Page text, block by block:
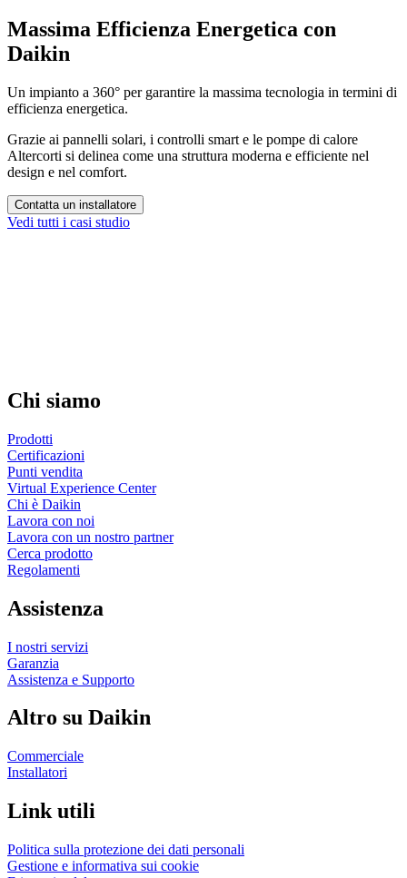
Massima Efficienza Energetica con
Daikin
Un impianto a 360° per garantire la massima tecnologia in termini di
efficienza energetica.
Grazie ai pannelli solari, i controlli smart e le pompe di calore
Altercorti si delinea come una struttura moderna e efficiente nel
design e nel comfort.
Contatta un installatore
Vedi tutti i casi studio
Chi siamo
Prodotti
Certificazioni
Punti vendita
Virtual Experience Center
Chi è Daikin
Lavora con noi
Lavora con un nostro partner
Cerca prodotto
Regolamenti
Assistenza
I nostri servizi
Garanzia
Assistenza e Supporto
Altro su Daikin
Commerciale
Installatori
Link utili
Politica sulla protezione dei dati personali
Gestione e informativa sui cookie